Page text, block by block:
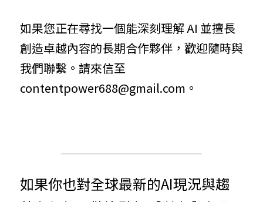
如果您正在尋找一個能深刻理解 AI 並擅長
創造卓越內容的長期合作夥伴，歡迎隨時與
我們聯繫。請來信至
contentpower688@gmail.com。
如果你也對全球最新的AI現況與趨